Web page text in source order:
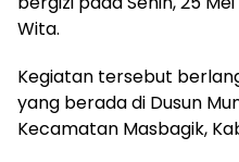
Wita.
Kegiatan tersebut
yang berada di Dusun
Kecamatan Masbagik,